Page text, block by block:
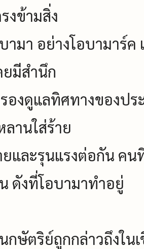
ข้ามสิ่ง
ามา อย่างโอบามาร์
ยมีสำนึก
องดูแลทิศทางของปร
านใส่ร้าย
ยและรุนแรงต่อกัน ค
ดังที่โอบามาทำอยู่
กษัตริย์ถูกกล่าวถึงใน